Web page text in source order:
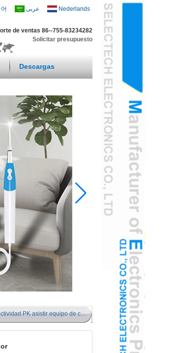
de ventas 86--755-83234282
Solicitar presupuesto
عربى Nederlands
Descargas
Nuestra actividad PK asistir equipo de comercio exterior